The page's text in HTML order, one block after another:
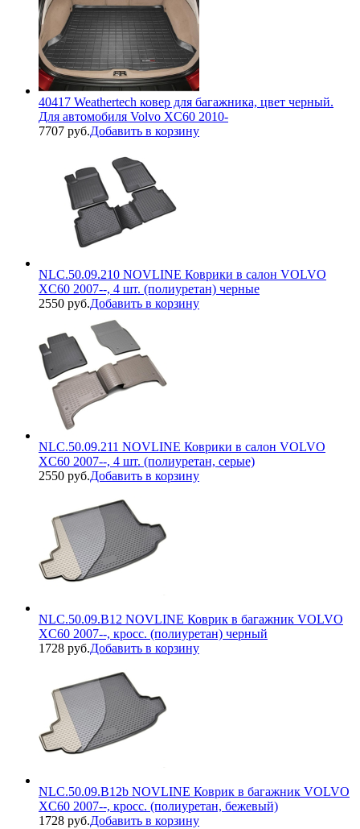
40417 Weathertech ковер для багажника, цвет черный.
Для автомобиля Volvo XC60 2010-
7707 руб.Добавить в корзину
NLC.50.09.210 NOVLINE Коврики в салон VOLVO
XC60 2007--, 4 шт. (полиуретан) черные
2550 руб.Добавить в корзину
NLC.50.09.211 NOVLINE Коврики в салон VOLVO
XC60 2007--, 4 шт. (полиуретан, серые)
2550 руб.Добавить в корзину
NLC.50.09.B12 NOVLINE Коврик в багажник VOLVO
XC60 2007--, кросс. (полиуретан) черный
1728 руб.Добавить в корзину
NLC.50.09.B12b NOVLINE Коврик в багажник VOLVO
XC60 2007--, кросс. (полиуретан, бежевый)
1728 руб.Добавить в корзину